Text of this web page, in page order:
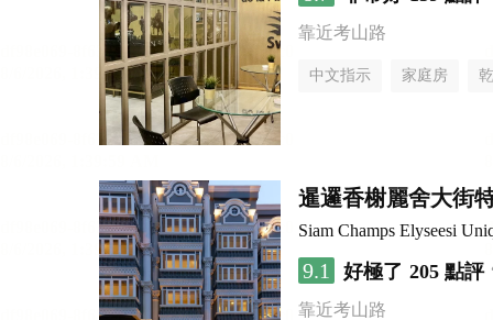
靠近考山路
中文指示 家庭房
暹邏香榭麗舍大街
Siam Champs Elyseesi
9.1 好極了 205 點評
靠近考山路